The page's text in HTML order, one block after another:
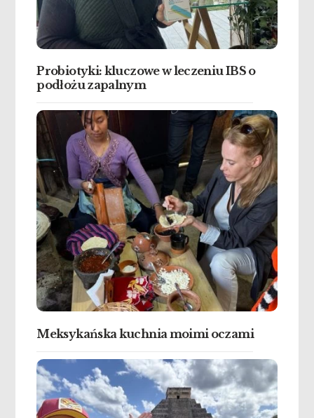
Probiotyki: kluczowe w leczeniu IBS o
podłożu zapalnym
Meksykańska kuchnia moimi oczami